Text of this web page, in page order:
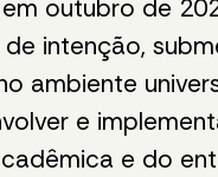
outubro de
de intenção,
ambiente
e
e do